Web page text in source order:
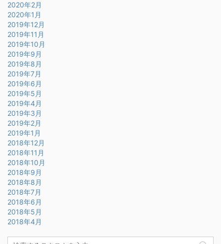
2020年2月
2020年1月
2019年12月
2019年11月
2019年10月
2019年9月
2019年8月
2019年7月
2019年6月
2019年5月
2019年4月
2019年3月
2019年2月
2019年1月
2018年12月
2018年11月
2018年10月
2018年9月
2018年8月
2018年7月
2018年6月
2018年5月
2018年4月